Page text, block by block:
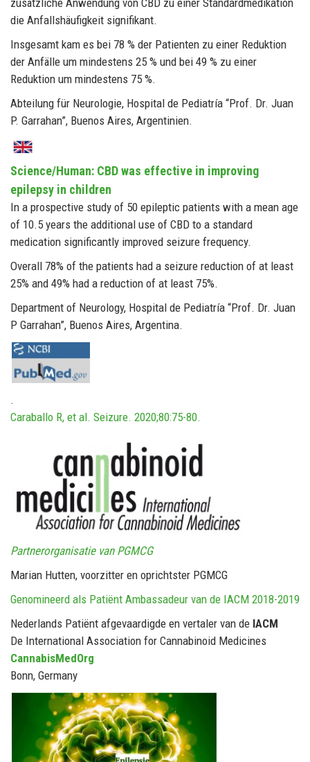
die Anfallshäufigkeit signifikant.
Insgesamt kam es bei 78 % der Patienten zu einer Reduktion
der Anfälle um mindestens 25 % und bei 49 % zu einer
Reduktion um mindestens 75 %.
Abteilung für Neurologie, Hospital de Pediatría “Prof. Dr. Juan
P. Garrahan”, Buenos Aires, Argentinien.
Science/Human: CBD was effective in improving
epilepsy in children
In a prospective study of 50 epileptic patients with a mean age
of 10.5 years the additional use of CBD to a standard
medication significantly improved seizure frequency.
Overall 78% of the patients had a seizure reduction of at least
25% and 49% had a reduction of at least 75%.
Department of Neurology, Hospital de Pediatría “Prof. Dr. Juan
P Garrahan”, Buenos Aires, Argentina.
.
Caraballo R, et al. Seizure. 2020;80:75-80.
Partnerorganisatie van PGMCG
Marian Hutten, voorzitter en oprichtster PGMCG
Genomineerd als Patiënt Ambassadeur van de IACM 2018-2019
Nederlands Patiënt afgevaardigde en vertaler van de IACM
De International Association for Cannabinoid Medicines
CannabisMedOrg
Bonn, Germany